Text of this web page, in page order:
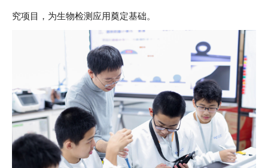
究项目，为生物检测应用奠定基础。